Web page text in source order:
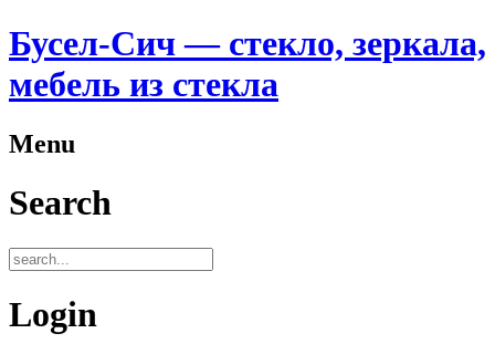
Бусел-Сич — стекло, зеркала,
мебель из стекла
Menu
Search
Login